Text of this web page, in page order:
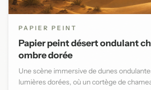
PAPIER PEINT
Papier peint désert ondulant
ombre dorée
Une scène immersive de dunes
lumières dorées, où un cortège de